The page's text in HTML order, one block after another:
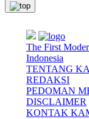
The First
Indonesia
TENTANG
REDAKSI
PEDOMAN
DISCLAIMER
KONTAK